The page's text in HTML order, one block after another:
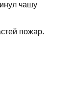
чашу
пожар.